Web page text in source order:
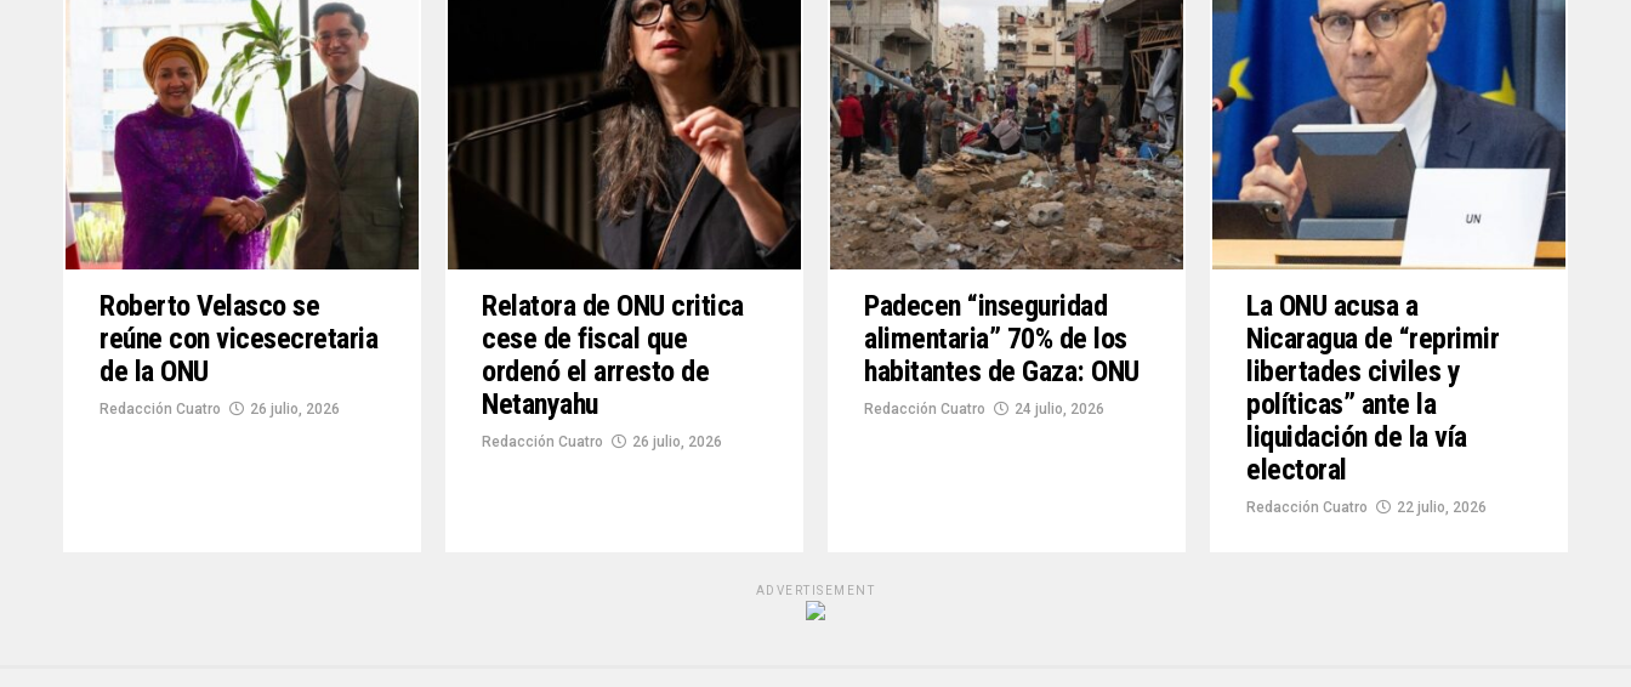
Roberto Velasco se
reúne con vicesecretaria
de la ONU
Redacción Cuatro 26 julio, 2026
Relatora de ONU critica
cese de fiscal que
ordenó el arresto de
Netanyahu
Redacción Cuatro 26 julio, 2026
Padecen “inseguridad
alimentaria” 70% de los
habitantes de Gaza: ONU
Redacción Cuatro 24 julio, 2026
La ONU acusa a
Nicaragua de “reprimir
libertades civiles y
políticas” ante la
liquidación de la vía
electoral
Redacción Cuatro 22 julio, 2026
ADVERTISEMENT